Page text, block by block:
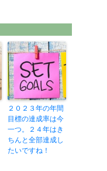
２０２３年の年間
目標の達成率は今
一つ。２４年はき
ちんと全部達成し
たいですね！